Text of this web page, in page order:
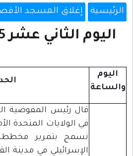
الرئيسية إغلاق المسجد الأقصى،
اليوم الثاني عشر 25 تموز 2017
اليوم
والساعة
قال رئيس المفوضية
في الولايات المتحدة
نسمح بتمرير
الإسرائيلي في مدينة